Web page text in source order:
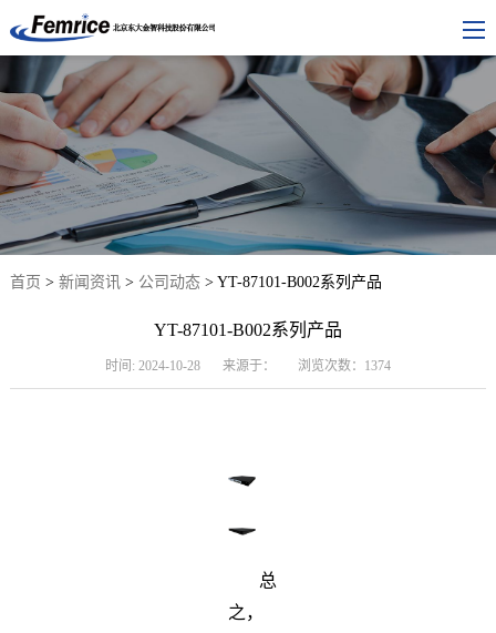
首页 > 新闻资讯> 公司动态> YT-87101-B002系列产品
YT-87101-B002系列产品
时间: 2024-10-28 来源于： 浏览次数：1374
总
之，